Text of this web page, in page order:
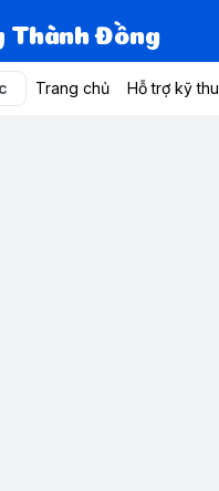
Thành Đồng
Trang chủ Hỗ trợ kỹ